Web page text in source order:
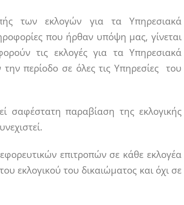
των εκλογών για τα Υπηρεσιακά
που ήρθαν υπόψη μας, γίνεται
τις εκλογές για τα Υπηρεσιακά
περίοδο σε όλες τις Υπηρεσίες του
σαφέστατη παραβίαση της εκλογικής
επιτροπών σε κάθε εκλογέα
εκλογικού του δικαιώματος και όχι σε